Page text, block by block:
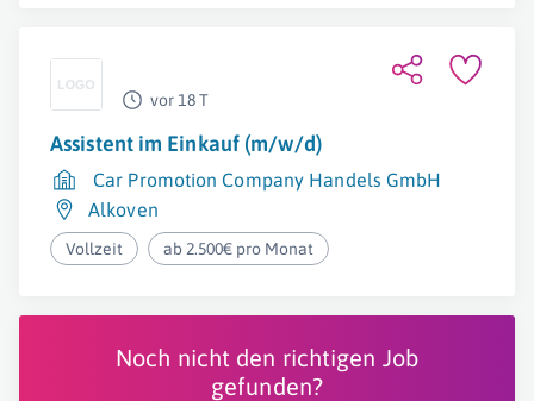
vor 18 T
Assistent im Einkauf (m/w/d)
Car Promotion Company Handels GmbH
Alkoven
Vollzeit ab 2.500€ pro Monat
Noch nicht den richtigen Job
gefunden?